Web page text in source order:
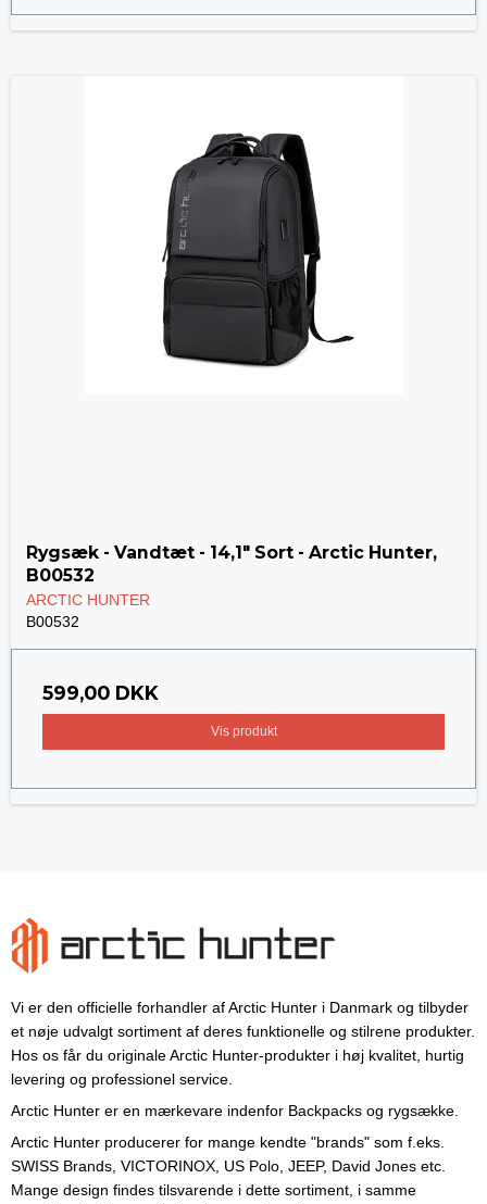
Rygsæk - Vandtæt - 14,1" Sort - Arctic Hunter,
B00532
ARCTIC HUNTER
B00532
599,00 DKK
Vis produkt
Vi er den officielle forhandler af Arctic Hunter i Danmark og tilbyder
et nøje udvalgt sortiment af deres funktionelle og stilrene produkter.
Hos os får du originale Arctic Hunter-produkter i høj kvalitet, hurtig
levering og professionel service.
Arctic Hunter er en mærkevare indenfor Backpacks og rygsække.
Arctic Hunter producerer for mange kendte "brands" som f.eks.
SWISS Brands, VICTORINOX, US Polo, JEEP, David Jones etc.
Mange design findes tilsvarende i dette sortiment, i samme